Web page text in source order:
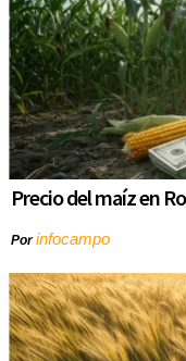
Precio del maíz en
Porinfocampo